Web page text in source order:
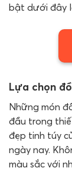
bật dưới đây
Lựa chọn
Những món
đầu trong
đẹp tinh túy
ngày nay.
màu sắc với